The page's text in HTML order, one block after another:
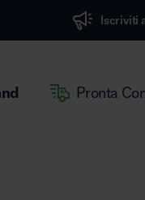
alla Newsletter,
Pronta